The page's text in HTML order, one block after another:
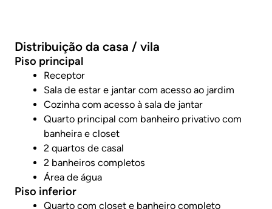
Distribuição da casa / vila
Piso principal
Receptor
Sala de estar e jantar com acesso ao jardim
Cozinha com acesso à sala de jantar
Quarto principal com banheiro privativo com
banheira e closet
2 quartos de casal
2 banheiros completos
Área de água
Piso inferior
Quarto com closet e banheiro completo